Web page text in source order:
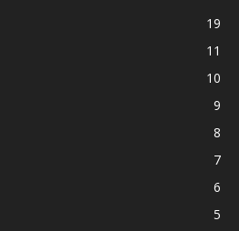
19
11
10
9
8
7
6
5